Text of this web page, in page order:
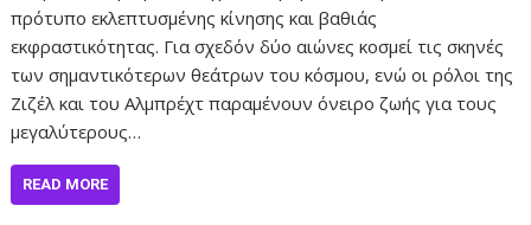
πρότυπο εκλεπτυσμένης κίνησης και βαθιάς
εκφραστικότητας. Για σχεδόν δύο αιώνες κοσμεί τις σκηνές
των σημαντικότερων θεάτρων του κόσμου, ενώ οι ρόλοι της
Ζιζέλ και του Αλμπρέχτ παραμένουν όνειρο ζωής για τους
μεγαλύτερους…
READ MORE